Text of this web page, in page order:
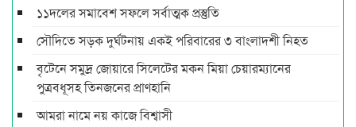
১১দলের সমাবেশ সফলে সর্বাত্মক প্রস্তুতি
সৌদিতে সড়ক দুর্ঘটনায় একই পরিবারের ৩ বাংলাদশী নিহত
বৃটেনে সমুদ্র জোয়ারে সিলেটের মকন মিয়া চেয়ারম্যানের
পুত্রবধূসহ তিনজনের প্রাণহানি
আমরা নামে নয় কাজে বিশ্বাসী